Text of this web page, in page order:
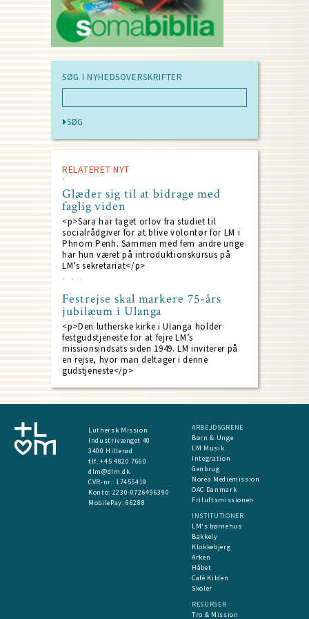
SØG I NYHEDSOVERSKRIFTER
RELATERET NYT
Glæder sig til at bidrage med
faglig viden
<p>Sara har taget orlov fra studiet til
socialrådgiver for at blive volontør for LM i
Phnom Penh. Sammen med fem andre unge
har hun været på introduktionskursus på
LM’s sekretariat</p>
Festrejse skal markere 75-års
jubilæum i Ulanga
<p>Den lutherske kirke i Ulanga holder
festgudstjeneste for at fejre LM’s
missionsindsats siden 1949. LM inviterer på
en rejse, hvor man deltager i denne
gudstjeneste</p>
Luthersk Mission
Industrivænget 40
3400 Hillerød
tlf. +45 4820 7660
dlm@dlm.dk
CVR-nr.: 17455419
​Konto: 2230-0726496390
MobilePay:66288
ARBEJDSGRENE
Børn & Unge
LM Musik
Integration
Genbrug
Norea Mediemission
OAC Danmark
Friluftsmissionen
INSTITUTIONER
LM's børnehus
Bakkely
Klokkebjerg
Arken
Håbet
Café Kilden
Skoler
RESURSER
Tro & Mission